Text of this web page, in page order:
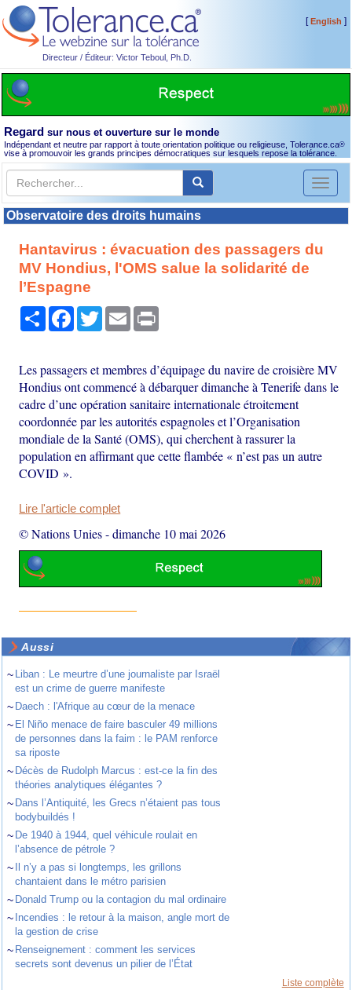
Directeur / Éditeur: Victor Teboul, Ph.D.
[English ]
Regard sur nous et ouverture sur le monde
Indépendant et neutre par rapport à toute orientation politique ou religieuse, Tolerance.ca®
vise à promouvoir les grands principes démocratiques sur lesquels repose la tolérance.
Toggle
Observatoire des droits humains
Hantavirus : évacuation des passagers du
MV Hondius, l'OMS salue la solidarité de
l’Espagne
PartagerFacebook
TwitterEmail
Les passagers et membres d’équipage du navire de croisière MV
Hondius ont commencé à débarquer dimanche à Tenerife dans le
cadre d’une opération sanitaire internationale étroitement
coordonnée par les autorités espagnoles et l’Organisation
mondiale de la Santé (OMS), qui cherchent à rassurer la
population en affirmant que cette flambée « n’est pas un autre
COVID ».
Lire l'article complet
© Nations Unies-dimanche 10 mai 2026
Aussi
~ Liban : Le meurtre d’une journaliste par Israël
est un crime de guerre manifeste
~ Daech : l'Afrique au cœur de la menace
~ El Niño menace de faire basculer 49 millions
de personnes dans la faim : le PAM renforce
sa riposte
~ Décès de Rudolph Marcus : est-ce la fin des
théories analytiques élégantes ?
~ Dans l’Antiquité, les Grecs n’étaient pas tous
bodybuildés !
~ De 1940 à 1944, quel véhicule roulait en
l’absence de pétrole ?
~
Il n’y a pas si longtemps, les grillons
chantaient dans le métro parisien
~ Donald Trump ou la contagion du mal ordinaire
~ Incendies : le retour à la maison, angle mort de
la gestion de crise
~ Renseignement : comment les services
secrets sont devenus un pilier de l’État
Liste complète